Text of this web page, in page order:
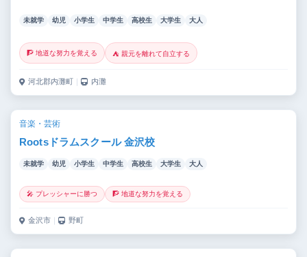
未就学 幼児 小学生 中学生 高校生 大学生 大人
🧗 地道な努力を覚える ⛺ 親元を離れて自立する
河北郡内灘町 ｜ 内灘
音楽・芸術
Rootsドラムスクール 金沢校
未就学 幼児 小学生 中学生 高校生 大学生 大人
🎤 プレッシャーに勝つ 🧗 地道な努力を覚える
金沢市 ｜ 野町